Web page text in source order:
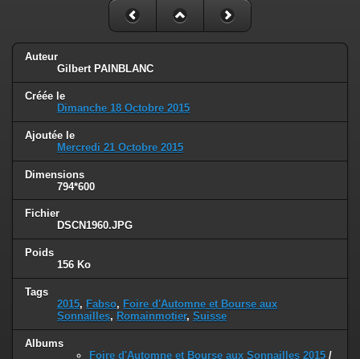
Auteur
Gilbert PAINBLANC
Créée le
Dimanche 18 Octobre 2015
Ajoutée le
Mercredi 21 Octobre 2015
Dimensions
794*600
Fichier
DSCN1960.JPG
Poids
156 Ko
Tags
2015, Fabso, Foire d'Automne et Bourse aux
Sonnailles, Romainmotier, Suisse
Albums
Foire d'Automne et Bourse aux Sonnailles 2015 /